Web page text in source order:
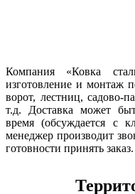
Компания «Ковка
изготовление и монтаж
ворот, лестниц, садово-
т.д. Доставка может
время (обсуждается с
менеджер производит
готовности принять заказ.